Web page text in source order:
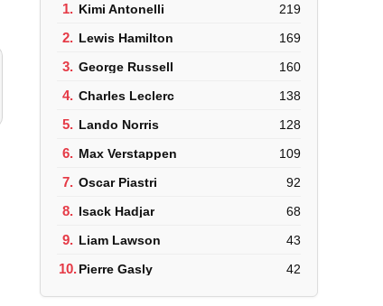
1. Kimi Antonelli 219
2. Lewis Hamilton 169
3. George Russell 160
4. Charles Leclerc 138
5. Lando Norris 128
6. Max Verstappen 109
7. Oscar Piastri 92
8. Isack Hadjar 68
9. Liam Lawson 43
10.Pierre Gasly 42